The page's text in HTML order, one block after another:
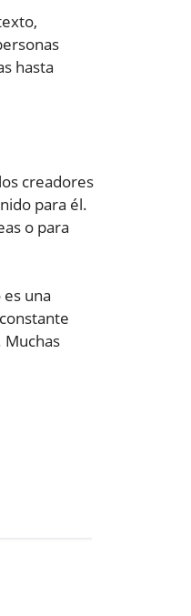
hasta
creadores
para él.
o para
una